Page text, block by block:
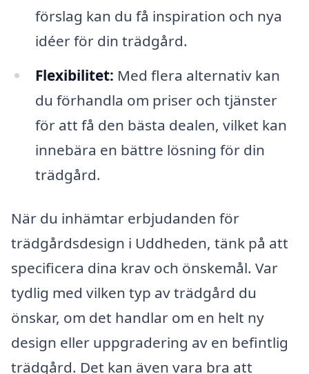
förslag kan du få inspiration och nya
idéer för din trädgård.
Flexibilitet: Med flera alternativ kan
du förhandla om priser och tjänster
för att få den bästa dealen, vilket kan
innebära en bättre lösning för din
trädgård.
När du inhämtar erbjudanden för
trädgårdsdesign i Uddheden, tänk på att
specificera dina krav och önskemål. Var
tydlig med vilken typ av trädgård du
önskar, om det handlar om en helt ny
design eller uppgradering av en befintlig
trädgård. Det kan även vara bra att